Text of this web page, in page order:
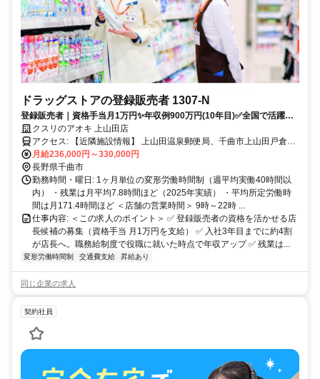
ドラッグストアの登録販売者 1307-N
登録販売者｜資格手当月1万円✨年収例900万円(10年目)✅全国で活躍す
るナショナル社員
クスリのアオキ 上山田店
アクセス: 【近隣施設情報】 上山田温泉郵便局、千曲市上山田戸倉出
張所、上山田公民館図書室〔上山田文化会館〕、上山田病院
月給236,000円～330,000円
長野県千曲市
勤務時間・曜日: 1ヶ月単位の変形労働時間制（週平均実働40時間以
内） ・残業は月平均7.8時間ほど（2025年実績） ・平均所定労働時
間は月171.4時間ほど ＜店舗の営業時間＞ 9時～22時 ...
仕事内容: ＜この求人のポイント＞ ✅ 登録販売者の資格を活かせる店
長候補の募集（資格手当 月1万円を支給） ✅ 入社3年目までに約4割
が店長へ。職務給制度で役職に就いた時点で年収アップ ✅ 残業は...
変形労働時間制 交通費支給 昇給あり
同じ企業の求人
契約社員